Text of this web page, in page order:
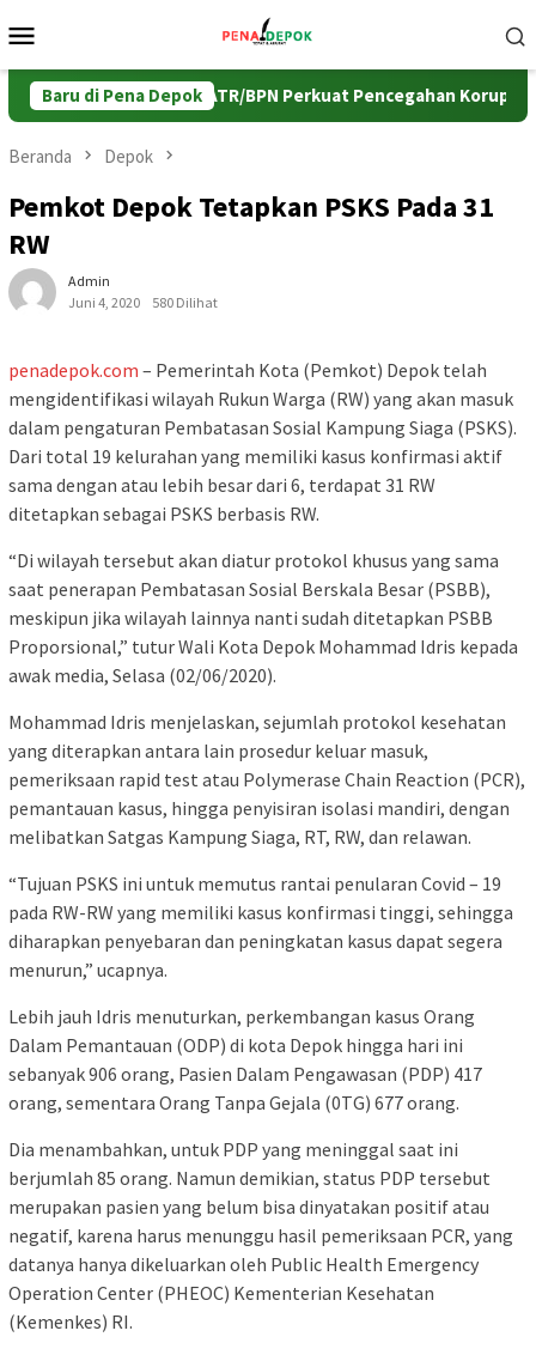
ke
Mobile
Baru di Pena Depok
dan Pemda Jabar, ATR/BPN Perkuat Pencegahan Korupsi
Beranda Depok
Pemkot Depok Tetapkan PSKS Pada 31
RW
Admin
Juni 4, 2020
580 Dilihat
penadepok.com – Pemerintah Kota (Pemkot) Depok telah
mengidentifikasi wilayah Rukun Warga (RW) yang akan masuk
dalam pengaturan Pembatasan Sosial Kampung Siaga (PSKS).
Dari total 19 kelurahan yang memiliki kasus konfirmasi aktif
sama dengan atau lebih besar dari 6, terdapat 31 RW
ditetapkan sebagai PSKS berbasis RW.
“Di wilayah tersebut akan diatur protokol khusus yang sama
saat penerapan Pembatasan Sosial Berskala Besar (PSBB),
meskipun jika wilayah lainnya nanti sudah ditetapkan PSBB
Proporsional,” tutur Wali Kota Depok Mohammad Idris kepada
awak media, Selasa (02/06/2020).
Mohammad Idris menjelaskan, sejumlah protokol kesehatan
yang diterapkan antara lain prosedur keluar masuk,
pemeriksaan rapid test atau Polymerase Chain Reaction (PCR),
pemantauan kasus, hingga penyisiran isolasi mandiri, dengan
melibatkan Satgas Kampung Siaga, RT, RW, dan relawan.
“Tujuan PSKS ini untuk memutus rantai penularan Covid – 19
pada RW-RW yang memiliki kasus konfirmasi tinggi, sehingga
diharapkan penyebaran dan peningkatan kasus dapat segera
menurun,” ucapnya.
Lebih jauh Idris menuturkan, perkembangan kasus Orang
Dalam Pemantauan (ODP) di kota Depok hingga hari ini
sebanyak 906 orang, Pasien Dalam Pengawasan (PDP) 417
orang, sementara Orang Tanpa Gejala (0TG) 677 orang.
Dia menambahkan, untuk PDP yang meninggal saat ini
berjumlah 85 orang. Namun demikian, status PDP tersebut
merupakan pasien yang belum bisa dinyatakan positif atau
negatif, karena harus menunggu hasil pemeriksaan PCR, yang
datanya hanya dikeluarkan oleh Public Health Emergency
Operation Center (PHEOC) Kementerian Kesehatan
(Kemenkes) RI.